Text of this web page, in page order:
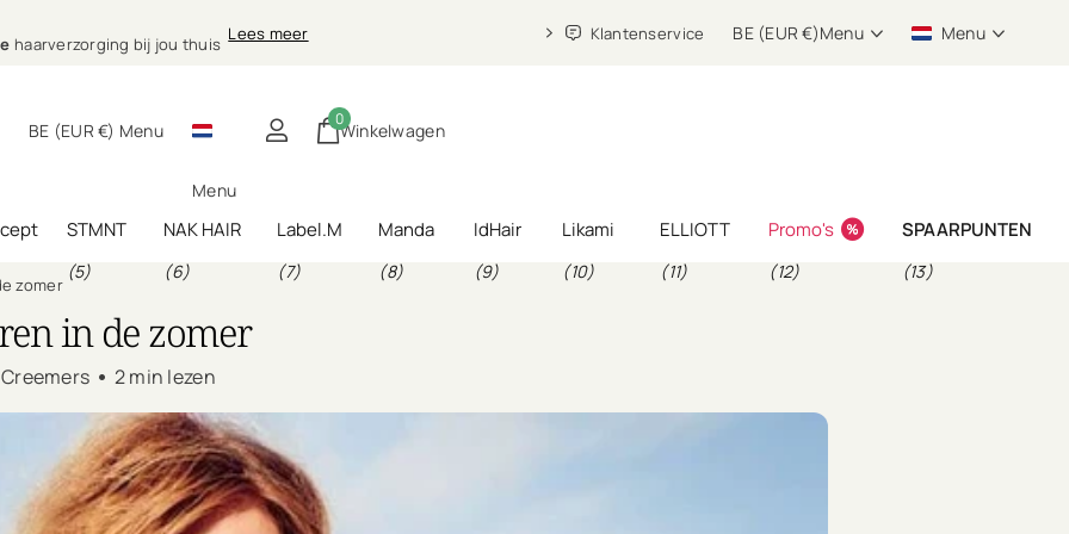
bij jou thuis
haarverzorging bij jou thuis Lees meer Klantenservice BE (EUR €)Menu Menu
BE (EUR €) Menu
Menu
Winkelwagen
0
STMNT
(5)
NAK HAIR
(6)
Label.M
(7)
Manda
(8)
IdHair
(9)
Likami
(10)
ELLIOTT
(11)
Promo's
(12)
SPAARPUNTEN
(13)
zomer
in de zomer
2 min lezen